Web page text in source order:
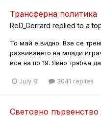
Трансферна политика
ReD_Gerrard replied to a
То май е видно. Взе се
развиването на млади
все на по 19. Явно трябва
July 8 3041 replies
Световно първенство